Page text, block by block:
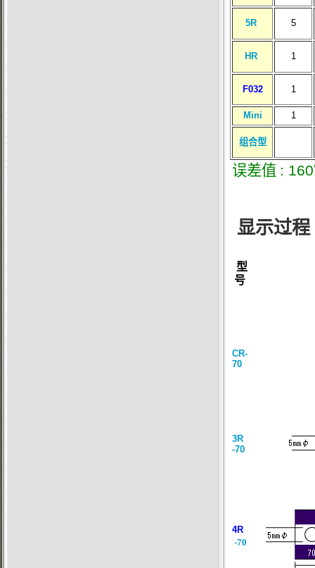
5R 5
HR 1
F032 1
Mini 1
组合型
误差值 : 160
显示过程
型
号
CR-
70
3R
-70
4R
-70